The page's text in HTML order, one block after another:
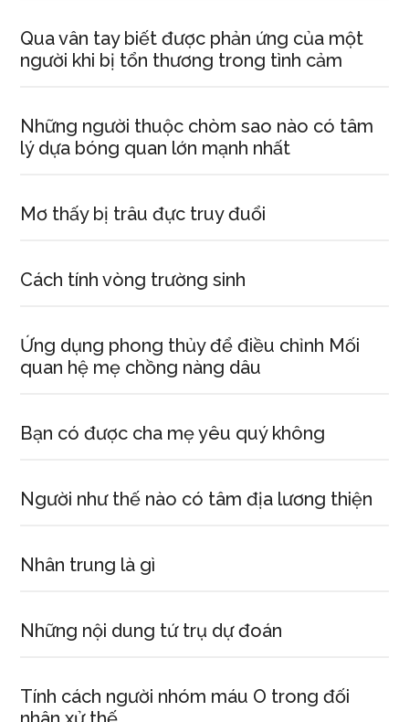
Qua vân tay biết được phản ứng của một
người khi bị tổn thương trong tình cảm
Những người thuộc chòm sao nào có tâm
lý dựa bóng quan lớn mạnh nhất
Mơ thấy bị trâu đực truy đuổi
Cách tính vòng trường sinh
Ứng dụng phong thủy để điều chỉnh Mối
quan hệ mẹ chồng nàng dâu
Bạn có được cha mẹ yêu quý không
Người như thế nào có tâm địa lương thiện
Nhân trung là gì
Những nội dung tứ trụ dự đoán
Tính cách người nhóm máu O trong đối